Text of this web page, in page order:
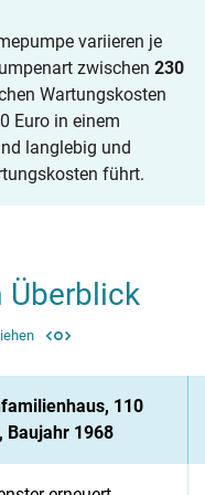
variieren je
zwischen 230
Wartungskosten
Euro in einem
langlebig und
führt.
Überblick
110
Baujahr 1968